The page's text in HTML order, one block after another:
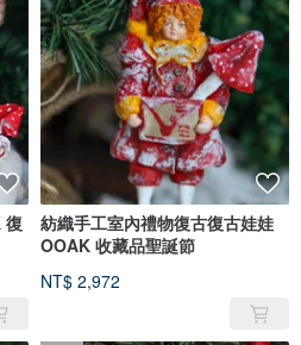
復
紡織手工室內禮物復古復古娃娃
OOAK 收藏品聖誕節
NT$ 2,972